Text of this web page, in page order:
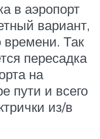
в аэропорт
вариант,
Так
пересадка
на
пути и всего
из/в